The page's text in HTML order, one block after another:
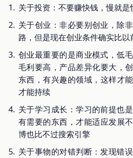
关于投资：不要赚快钱，慢就
关于创业：非必要别创业，除
路，但是现在创业条件确实比以
创业最重要的是商业模式，低
毛利要高，产品差异化要大，
东西，有兴趣的领域，这样才
才能持续
关于学习成长：学习的前提也
有需要的东西，才能适应发展
博也比不过搜索引擎
关于事物的对错判断：发现错